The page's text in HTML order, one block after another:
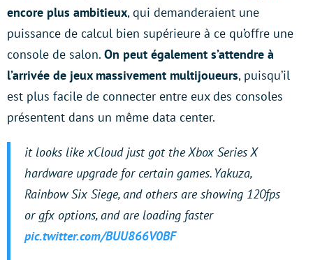
encore plus ambitieux, qui demanderaient une
puissance de calcul bien supérieure à ce qu’offre une
console de salon. On peut également s’attendre à
l’arrivée de jeux massivement multijoueurs, puisqu’il
est plus facile de connecter entre eux des consoles
présentent dans un même data center.
it looks like xCloud just got the Xbox Series X
hardware upgrade for certain games. Yakuza,
Rainbow Six Siege, and others are showing 120fps
or gfx options, and are loading faster
pic.twitter.com/BUU866V0BF